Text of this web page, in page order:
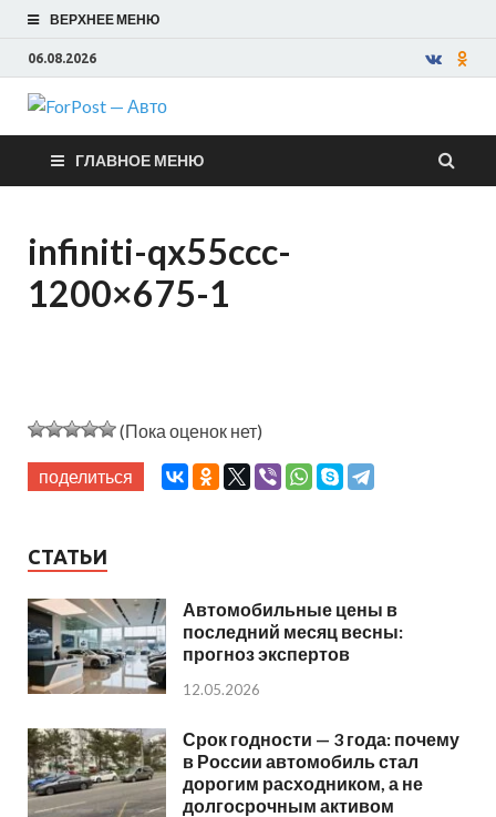
ВЕРХНЕЕ МЕНЮ
06.08.2026
ForPost —
Авто
ГЛАВНОЕ МЕНЮ
infiniti-qx55ccc-
1200×675-1
(Пока оценок нет)
поделиться
СТАТЬИ
Автомобильные цены в
последний месяц весны:
прогноз экспертов
12.05.2026
Срок годности — 3 года: почему
в России автомобиль стал
дорогим расходником, а не
долгосрочным активом